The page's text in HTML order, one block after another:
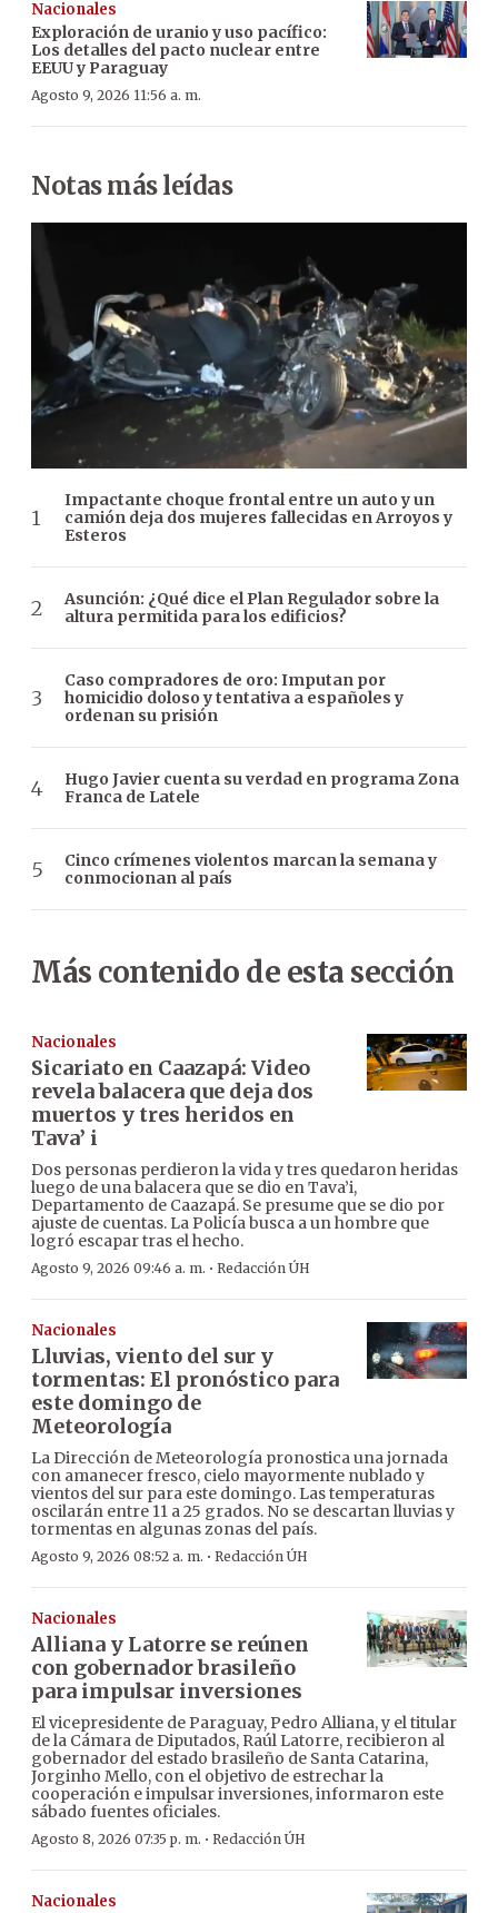
Nacionales
Exploración de uranio y uso pacífico:
Los detalles del pacto nuclear entre
EEUU y Paraguay
Agosto 9, 2026 11:56 a. m.
Notas más leídas
Impactante choque frontal entre un auto y un
camión deja dos mujeres fallecidas en Arroyos y
Esteros
Asunción: ¿Qué dice el Plan Regulador sobre la
altura permitida para los edificios?
Caso compradores de oro: Imputan por
homicidio doloso y tentativa a españoles y
ordenan su prisión
Hugo Javier cuenta su verdad en programa Zona
Franca de Latele
Cinco crímenes violentos marcan la semana y
conmocionan al país
Más contenido de esta sección
Nacionales
Sicariato en Caazapá: Video
revela balacera que deja dos
muertos y tres heridos en
Tava’ i
Dos personas perdieron la vida y tres quedaron heridas
luego de una balacera que se dio en Tava’i,
Departamento de Caazapá. Se presume que se dio por
ajuste de cuentas. La Policía busca a un hombre que
logró escapar tras el hecho.
Agosto 9, 2026 09:46 a. m. · Redacción ÚH
Nacionales
Lluvias, viento del sur y
tormentas: El pronóstico para
este domingo de
Meteorología
La Dirección de Meteorología pronostica una jornada
con amanecer fresco, cielo mayormente nublado y
vientos del sur para este domingo. Las temperaturas
oscilarán entre 11 a 25 grados. No se descartan lluvias y
tormentas en algunas zonas del país.
Agosto 9, 2026 08:52 a. m. · Redacción ÚH
Nacionales
Alliana y Latorre se reúnen
con gobernador brasileño
para impulsar inversiones
El vicepresidente de Paraguay, Pedro Alliana, y el titular
de la Cámara de Diputados, Raúl Latorre, recibieron al
gobernador del estado brasileño de Santa Catarina,
Jorginho Mello, con el objetivo de estrechar la
cooperación e impulsar inversiones, informaron este
sábado fuentes oficiales.
Agosto 8, 2026 07:35 p. m. · Redacción ÚH
Nacionales